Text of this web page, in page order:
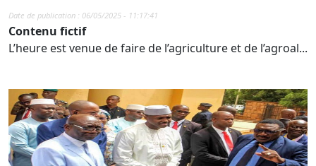
Date de publication : 06/05/2025 - 11:17:41
Contenu fictif
L’heure est venue de faire de l’agriculture et de l’agroal...